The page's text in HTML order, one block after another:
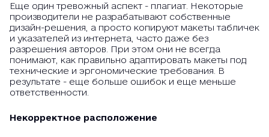
Еще один тревожный аспект - плагиат. Некоторые
производители не разрабатывают собственные
дизайн-решения, а просто копируют макеты табличек
и указателей из интернета, часто даже без
разрешения авторов. При этом они не всегда
понимают, как правильно адаптировать макеты под
технические и эргономические требования. В
результате - еще больше ошибок и еще меньше
ответственности.
Некорректное расположение